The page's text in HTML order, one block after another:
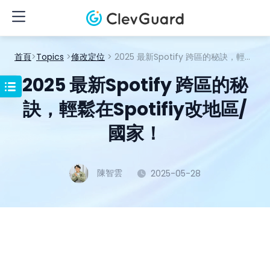
首頁>Topics >修改定位 > 2025 最新Spotify 跨區的秘訣，輕鬆在Spotifiy改地區/國家！
2025 最新Spotify 跨區的秘
訣，輕鬆在Spotifiy改地區/
國家！
陳智雲 2025-05-28